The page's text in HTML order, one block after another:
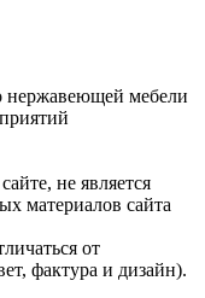
нержавеющей мебели
не является
материалов сайта
от
фактура и дизайн).